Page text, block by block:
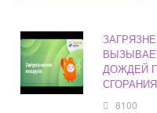
ДОЖДЕЙ
СГОРАНИЯ
8100